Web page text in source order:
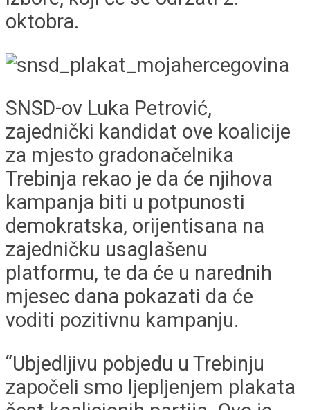
oktobra.
SNSD-ov Luka Petrović,
zajednički kandidat ove koalicije
za mjesto gradonačelnika
Trebinja rekao je da će njihova
kampanja biti u potpunosti
demokratska, orijentisana na
zajedničku usaglašenu
platformu, te da će u narednih
mjesec dana pokazati da će
voditi pozitivnu kampanju.
“Ubjedljivu pobjedu u Trebinju
započeli smo ljepljenjem plakata